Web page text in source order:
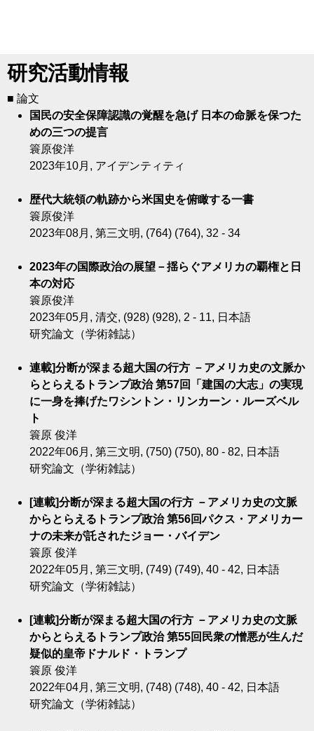
研究活動情報
■ 論文
国民の安全保障認識の覚醒を急げ 日本の命脈を保つた
めの三つの提言
簑原俊洋
2023年10月, アイデンティティ
歴代大統領の軌跡から米国史を俯瞰する一書
簑原俊洋
2023年08月, 第三文明, (764) (764), 32 - 34
2023年の国際政治の展望－揺らぐアメリカの覇権と日
本の対応
簑原俊洋
2023年05月, 清交, (928) (928), 2 - 11, 日本語
研究論文（学術雑誌）
連載]分断が深まる超大国の行方 －アメリカ史の文脈か
らとらえるトランプ政治 第57回「建国の大志」の実現
に一身を捧げたワシントン・リンカーン・ルーズベル
ト
簑原 俊洋
2022年06月, 第三文明, (750) (750), 80 - 82, 日本語
研究論文（学術雑誌）
[連載]分断が深まる超大国の行方 －アメリカ史の文脈
からとらえるトランプ政治 第56回パクス・アメリカー
ナの未来が託されたジョー・バイデン
簑原 俊洋
2022年05月, 第三文明, (749) (749), 40 - 42, 日本語
研究論文（学術雑誌）
[連載]分断が深まる超大国の行方 －アメリカ史の文脈
からとらえるトランプ政治 第55回民衆の憎悪が生んだ
疑似的皇帝ドナルド・トランプ
簑原 俊洋
2022年04月, 第三文明, (748) (748), 40 - 42, 日本語
研究論文（学術雑誌）